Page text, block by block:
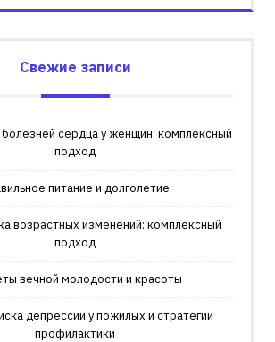
Свежие записи
сердца у женщин: комплексный
подход
питание и долголетие
возрастных изменений: комплексный
подход
вечной молодости и красоты
депрессии у пожилых и стратегии
профилактики